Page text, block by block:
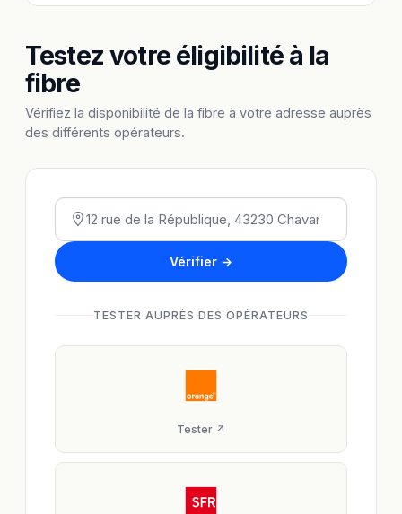
Testez votre éligibilité à la
fibre
Vérifiez la disponibilité de la fibre à votre adresse auprès
des différents opérateurs.
Vérifier →
TESTER AUPRÈS DES OPÉRATEURS
Tester ↗